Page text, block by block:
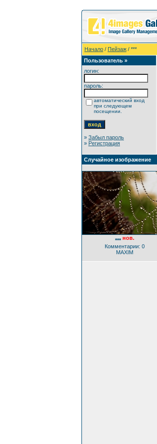
Начало / Пейзаж / ***
Пользователь »
логин:
пароль:
автоматический вход
при следующем
посещении.
» Забыл пароль
» Регистрация
Случайное изображение
*** нов.
Комментарии: 0
MAXIM